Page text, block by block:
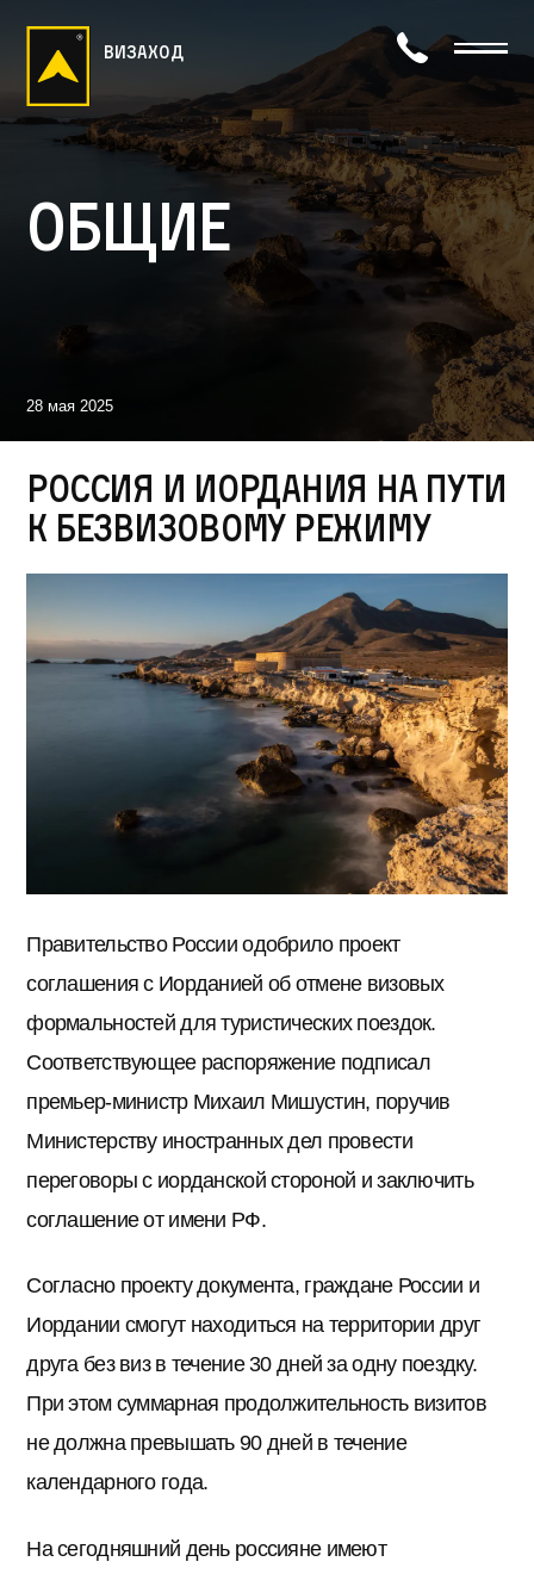
визаход
Общие
28 мая 2025
Россия и Иордания на пути
к безвизовому режиму
Правительство России одобрило проект
соглашения с Иорданией об отмене визовых
формальностей для туристических поездок.
Соответствующее распоряжение подписал
премьер-министр Михаил Мишустин, поручив
Министерству иностранных дел провести
переговоры с иорданской стороной и заключить
соглашение от имени РФ.
Согласно проекту документа, граждане России и
Иордании смогут находиться на территории друг
друга без виз в течение 30 дней за одну поездку.
При этом суммарная продолжительность визитов
не должна превышать 90 дней в течение
календарного года.
На сегодняшний день россияне имеют